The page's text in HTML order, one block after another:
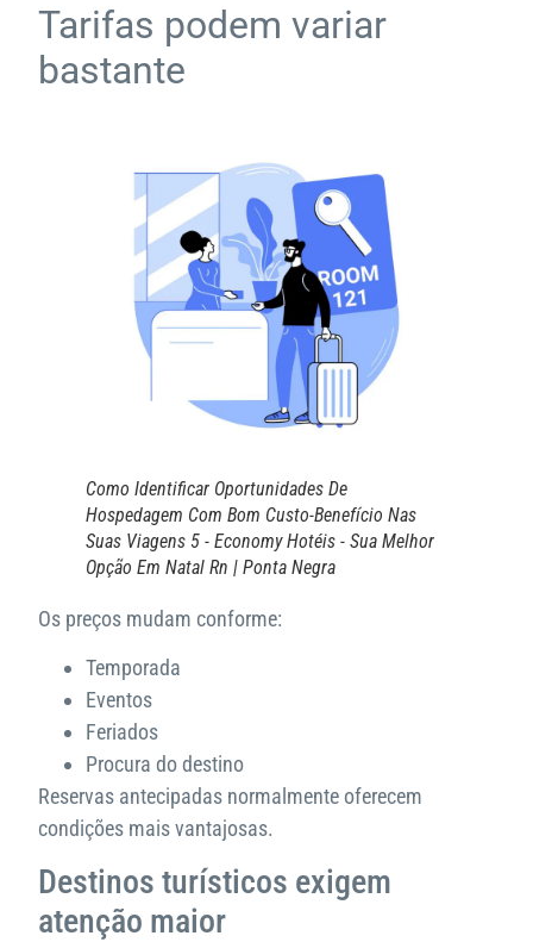
Tarifas podem variar
bastante
Como Identificar Oportunidades De
Hospedagem Com Bom Custo-Benefício Nas
Suas Viagens 5 - Economy Hotéis - Sua Melhor
Opção Em Natal Rn | Ponta Negra
Os preços mudam conforme:
Temporada
Eventos
Feriados
Procura do destino
Reservas antecipadas normalmente oferecem
condições mais vantajosas.
Destinos turísticos exigem
atenção maior